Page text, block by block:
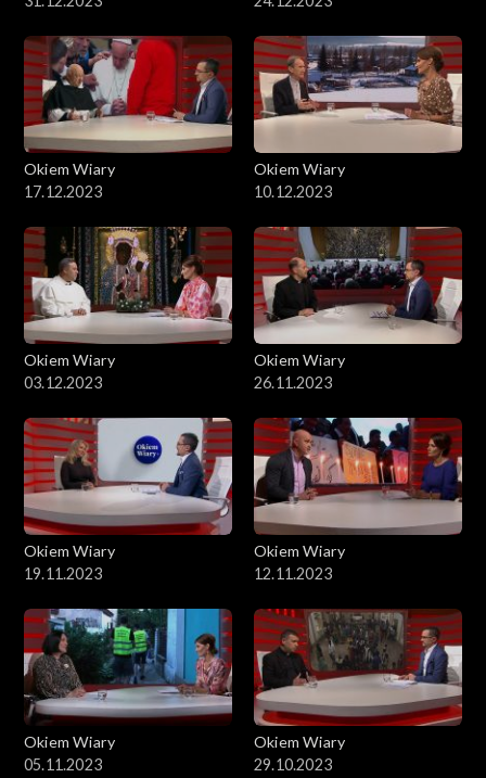
Okiem Wiary
17.12.2023
Okiem Wiary
10.12.2023
Okiem Wiary
03.12.2023
Okiem Wiary
26.11.2023
Okiem Wiary
19.11.2023
Okiem Wiary
12.11.2023
Okiem Wiary
05.11.2023
Okiem Wiary
29.10.2023